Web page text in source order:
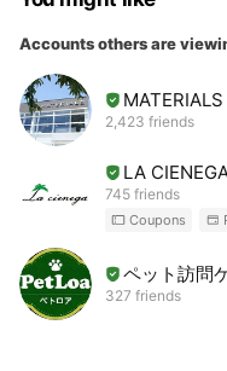
Accounts others are
MATERIALS
2,423 friends
LA
745 friends
Coupons
ペット訪問
327 friends